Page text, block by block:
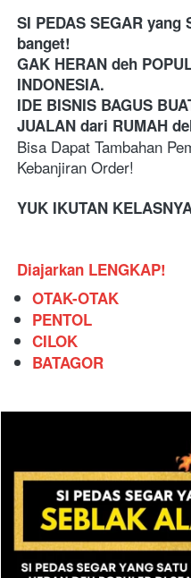
SI PEDAS SEGAR yang
banget!
GAK HERAN deh
INDONESIA.
IDE BISNIS BAGUS
JUALAN dari RUMAH
Bisa Dapat Tambahan
Kebanjiran Order!
YUK IKUTAN
Diajarkan LENGKAP!
OTAK-OTAK
PENTOL
CILOK
BATAGOR